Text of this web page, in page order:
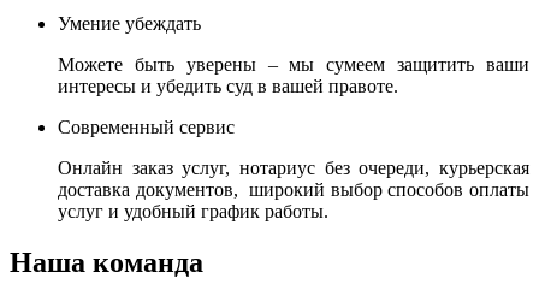
Умение убеждать
Можете быть уверены – мы сумеем защитить ваши
интересы и убедить суд в вашей правоте.
Современный сервис
Онлайн заказ услуг, нотариус без очереди, курьерская
доставка документов, широкий выбор способов оплаты
услуг и удобный график работы.
Наша команда